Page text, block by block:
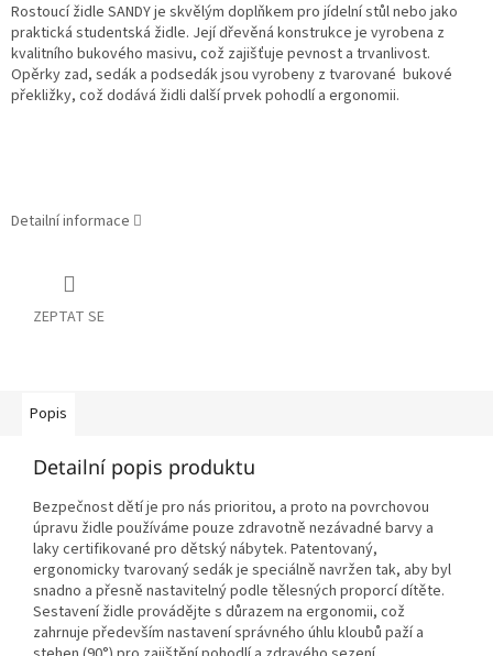
Rostoucí židle SANDY je skvělým doplňkem pro jídelní stůl nebo jako
praktická studentská židle. Její dřevěná konstrukce je vyrobena z
kvalitního bukového masivu, což zajišťuje pevnost a trvanlivost.
Opěrky zad, sedák a podsedák jsou vyrobeny z tvarované bukové
překližky, což dodává židli další prvek pohodlí a ergonomii.
Detailní informace
ZEPTAT SE
Popis
Detailní popis produktu
Bezpečnost dětí je pro nás prioritou, a proto na povrchovou
úpravu židle používáme pouze zdravotně nezávadné barvy a
laky certifikované pro dětský nábytek. Patentovaný,
ergonomicky tvarovaný sedák je speciálně navržen tak, aby byl
snadno a přesně nastavitelný podle tělesných proporcí dítěte.
Sestavení židle provádějte s důrazem na ergonomii, což
zahrnuje především nastavení správného úhlu kloubů paží a